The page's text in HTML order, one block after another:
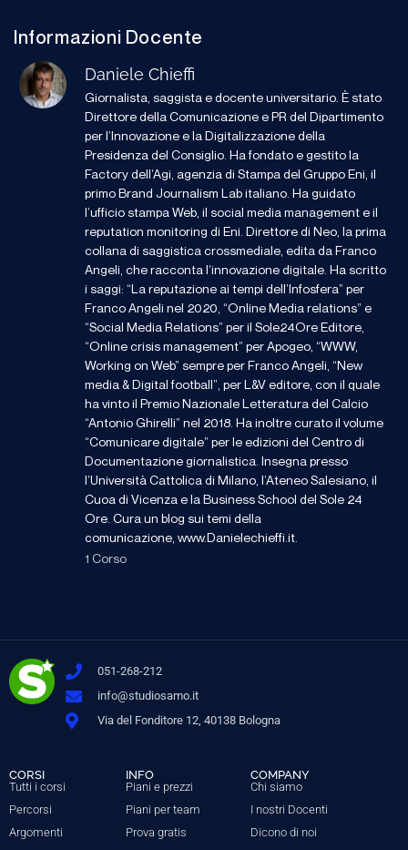
Informazioni Docente
Daniele Chieffi
Giornalista, saggista e docente universitario. È stato
Direttore della Comunicazione e PR del Dipartimento
per l’Innovazione e la Digitalizzazione della
Presidenza del Consiglio. Ha fondato e gestito la
Factory dell’Agi, agenzia di Stampa del Gruppo Eni, il
primo Brand Journalism Lab italiano. Ha guidato
l’ufficio stampa Web, il social media management e il
reputation monitoring di Eni. Direttore di Neo, la prima
collana di saggistica crossmediale, edita da Franco
Angeli, che racconta l’innovazione digitale. Ha scritto
i saggi: “La reputazione ai tempi dell’Infosfera” per
Franco Angeli nel 2020, “Online Media relations” e
“Social Media Relations” per il Sole24Ore Editore,
“Online crisis management” per Apogeo, “WWW,
Working on Web” sempre per Franco Angeli, “New
media & Digital football”, per L&V editore, con il quale
ha vinto il Premio Nazionale Letteratura del Calcio
“Antonio Ghirelli” nel 2018. Ha inoltre curato il volume
“Comunicare digitale” per le edizioni del Centro di
Documentazione giornalistica. Insegna presso
l’Università Cattolica di Milano, l’Ateneo Salesiano, il
Cuoa di Vicenza e la Business School del Sole 24
Ore. Cura un blog sui temi della
comunicazione, www.Danielechieffi.it.
1 Corso
051-268-212
info@studiosamo.it
Via del Fonditore 12, 40138 Bologna
CORSI
Tutti i corsi
Percorsi
Argomenti
INFO
Piani e prezzi
Piani per team
Prova gratis
COMPANY
Chi siamo
I nostri Docenti
Dicono di noi